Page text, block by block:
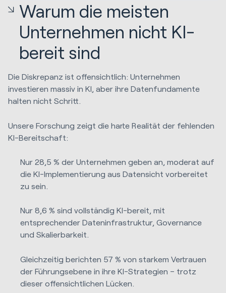
Warum die meisten
Unternehmen nicht KI-
bereit sind
Die Diskrepanz ist offensichtlich: Unternehmen
investieren massiv in KI, aber ihre Datenfundamente
halten nicht Schritt.
Unsere Forschung zeigt die harte Realität der fehlenden
KI-Bereitschaft:
Nur 28,5 % der Unternehmen geben an, moderat auf
die KI-Implementierung aus Datensicht vorbereitet
zu sein.
Nur 8,6 % sind vollständig KI-bereit, mit
entsprechender Dateninfrastruktur, Governance
und Skalierbarkeit.
Gleichzeitig berichten 57 % von starkem Vertrauen
der Führungsebene in ihre KI-Strategien – trotz
dieser offensichtlichen Lücken.